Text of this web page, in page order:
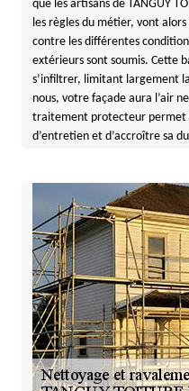
que les artisans de TANGUY
les règles du métier, vont
contre les différentes
extérieurs sont soumis. Cette
s’infiltrer, limitant largement
nous, votre façade aura l’air
traitement protecteur permet
d’entretien et d’accroître sa